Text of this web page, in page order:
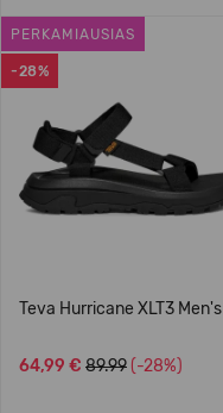
-28%
PERKAMIAUSIAS
Teva Hurricane XLT3 Men's
64,99 € 89.99 (-28%)